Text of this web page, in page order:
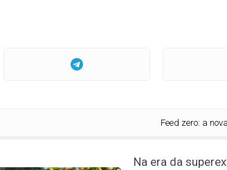
Feed zero: a nova
Na era da